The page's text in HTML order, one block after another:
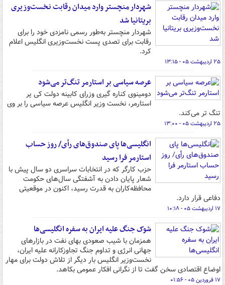
شهردار منچستر وارد میدان رقابت نخست‌وزیری
بریتانیا شد
شهردار منچستر به‌طور رسمی نامزدی خود را برای
رقابت برای تصدی پست نخست‌وزیری انگلیس اعلام
کرد.
۲۵ اردیبهشت ۰۵ - ۱۳:۱۵
عرصه سیاسی بر استارمر تنگ‌تر می‌شود
دومینوی کناره گیری وزرای کابینه دولت کی یر
استارمر، نخست وزیر انگلیس عرصه سیاسی را بر وی
تنگ تر می‌کند.
۲۵ اردیبهشت ۰۵ - ۱۳:۰۰
انگلیسی‌ها پای صندوق‌های رأی/ روز حساب
استارمر فرا رسید
حزب کارگر که در انتخابات سراسری دو سال پیش با
شعار پایان دادن به آشفتگی سال‌های حکومت
محافظه‌کاران به قدرت رسید، اکنون در موقعیتی
دفاعی قرار دارد.
۱۷ اردیبهشت ۰۵ - ۱۰:۱۸
شوک جنگ علیه ایران به سفره انگلیسی‌ها
همزمان با شیب صعودی بهای نفت در بازارهای
جهانی انرژی و تداوم جنگ تجاوزکارانه علیه ایران،
نخست‌وزیر انگلیس بار دیگر از تلاش دولت برای مهار
اوضاع اقتصادی سخن گفت تا از نگرانی افکار عمومی بکاهد.
۱۷ فروردین ۰۵ - ۰۱:۵۶